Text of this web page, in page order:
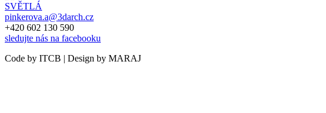
SVĚTLÁ
pinkerova.a@3darch.cz
+420 602 130 590
sledujte nás na facebooku
Code by ITCB | Design by MARAJ